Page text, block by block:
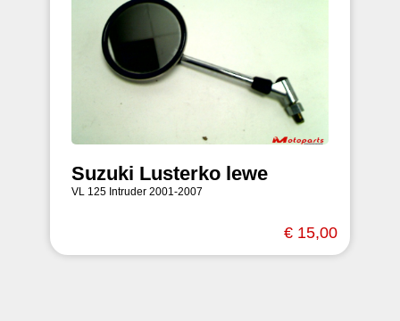
Suzuki Lusterko lewe
VL 125 Intruder 2001-2007
€ 15,00